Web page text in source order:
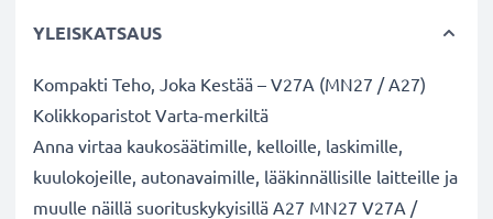
YLEISKATSAUS
Kompakti Teho, Joka Kestää – V27A (MN27 / A27)
Kolikkoparistot Varta-merkiltä
Anna virtaa kaukosäätimille, kelloille, laskimille,
kuulokojeille, autonavaimille, lääkinnällisille laitteille ja
muulle näillä suorituskykyisillä A27 MN27 V27A /